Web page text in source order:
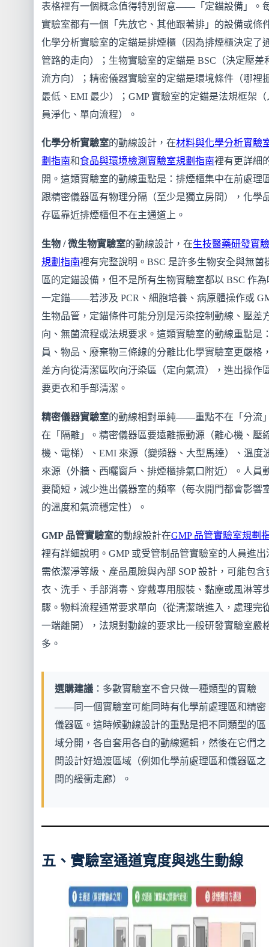
表格裡有一個概念值得特別留意——「定錨設備」。
實驗室都有一個「先放它、其他跟著排」的設備或條
化學分析實驗室的定錨是排煙櫃（因為排煙櫃決定了
管路的走向）；生物實驗室的定錨是 BSC（決定壓差
流方向）；精密儀器實驗室的定錨是環境條件（哪裡
最低、EMI 最少）；GMP 實驗室的定錨是法規框架（
員淨化、單向流程）。
化學分析實驗室的動線設計，在材料與化學分析實驗
劃指南和食品與環境檢測實驗室規劃指南裡有更詳細
開。這類實驗室的動線重點是：排煙櫃集中在前處理
跟精密儀器區有物理分隔（至少是獨立房間），化學
存區靠近排煙櫃但不在主通道上。
生物 / 微生物實驗室的動線設計，在生技醫藥研發實
規劃指南裡有完整說明。BSC 是許多生物安全與無菌
區的定錨設備，但不是所有生物實驗室都以 BSC 作為
一定錨——若涉及 PCR、細胞培養、病原體操作或
生物品管，定錨條件可能分別是污染控制動線、壓差
向、無菌流程或法規要求。這類實驗室的動線重點是
員、物品、廢棄物三條線的分離比化學實驗室更嚴格
差方向從清潔區吹向汙染區（定向氣流），進出操作
要更衣和手部清潔。
精密儀器實驗室的動線相對單純——重點不在「分流
在「隔離」。精密儀器區要遠離振動源（離心機、壓
機、電梯）、EMI 來源（變頻器、大型馬達）、溫度
來源（外牆、西曬窗戶、排煙櫃排氣口附近）。人員
要簡短，減少進出儀器室的頻率（每次開門都會影響
的溫度和氣流穩定性）。
GMP 品管實驗室的動線設計在GMP 品管實驗室規劃
裡有詳細說明。GMP 或受管制品管實驗室的人員進出
需依潔淨等級、產品風險與內部 SOP 設計，可能包含
衣、洗手、手部消毒、穿戴專用服裝、黏塵或風淋等
驟。物料流程通常要求單向（從清潔端進入，處理完
一端離開），法規對動線的要求比一般研發實驗室嚴
多。
選購建議：多數實驗室不會只做一種類型的實驗
——同一個實驗室可能同時有化學前處理區和精密
儀器區。這時候動線設計的重點是把不同類型的區
域分開，各自套用各自的動線邏輯，然後在它們之
間設計好過渡區域（例如化學前處理區和儀器區之
間的緩衝走廊）。
五、實驗室通道寬度與逃生動線